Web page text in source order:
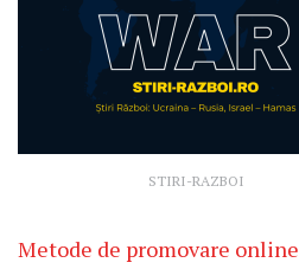
STIRI-RAZBOI
Metode de promovare online